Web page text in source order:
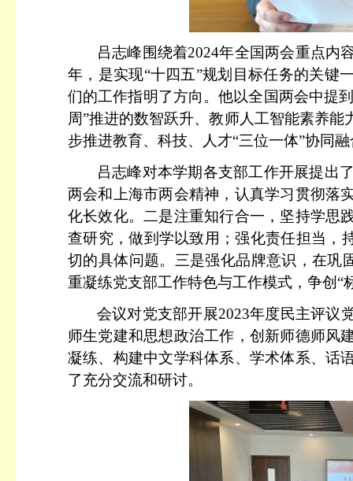
吕志峰围绕着2024年全国两会重点内
年，是实现“十四五”规划目标任务的关键
们的工作指明了方向。他以全国两会中提
周”推进的数智跃升、教师人工智能素养
步推进教育、科技、人才“三位一体”协同
吕志峰对本学期各支部工作开展提出
两会和上海市两会精神，认真学习贯彻落
化长效化。二是注重知行合一， 坚持学思
查研究，做到学以致用；强化责任担当 ，
切的具体问题。三是强化品牌意识，在巩
重凝练党支部工作特色与工作模式，争创“
会议对党支部开展2023年度民主评议
师生党建和思想政治工作，创新师德师风
凝练、构建中文学科体系、学术体系、话
了充分交流和研讨。